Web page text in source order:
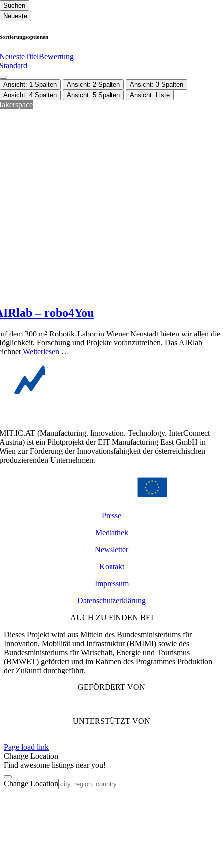
Suchen
Neueste
Sortierungsoptionen
NeuesteTitelBewertung
Standard
Ansicht: 1 Spalten Ansicht: 2 Spalten
Ansicht: 3 Spalten
Ansicht: 4 Spalten
Ansicht: 5 Spalten Ansicht: Liste
– robo4You
dem 300 m² Robotik-Labor in Wiener Neustadt bieten wir allen die
Forschung und Projekte voranzutreiben. Das AIRlab
Weiterlesen …
MIT.IC.AT (Manufacturing. Innovation. Technology. InterConnect
Austria) ist ein Pilotprojekt der EIT Manufacturing East GmbH in
Wien zur Förderung der Innovationsfähigkeit der österreichischen
produzierenden Unternehmen.
Presse
Mediathek
Newsletter
Kontakt
Impressum
Datenschutzerklärung
AUCH ZU FINDEN BEI
Dieses Projekt wird aus Mitteln des Bundesministeriums für
Innovation, Mobilität und Infrastruktur (BMIMI) sowie des
Bundesministeriums für Wirtschaft, Energie und Tourismus
(BMWET) gefördert und im Rahmen des Programmes Produktion
der Zukunft durchgeführt.
GEFÖRDERT VON
UNTERSTÜTZT VON
Page load link
Change Location
Find awesome listings near you!
Change Location